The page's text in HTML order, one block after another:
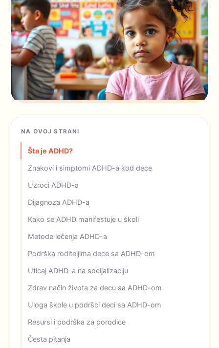
NA OVOJ STRANI
Šta je ADHD?
Znakovi i simptomi ADHD-a kod dece
Uzroci ADHD-a
Dijagnoza ADHD-a
Kako se ADHD manifestuje u školi
Metode lečenja ADHD-a
Podrška roditeljima dece sa ADHD-om
Uticaj ADHD-a na socijalizaciju
Zdrav način života za decu sa ADHD-om
Uloga škole u podršci deci sa ADHD-om
Resursi i podrška za porodice
Česta pitanja